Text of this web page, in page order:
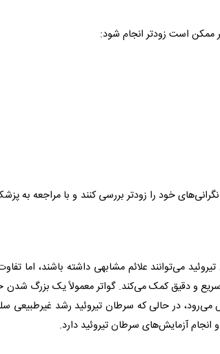
ممکن است زودتر انجام شود:
خود را زودتر بررسی کنند و با مراجعه به
می‌توانند علائم مشابهی داشته باشند، اما
و دقیق کمک می‌کند. گواتر معمولاً یک بزرگ شدن
در حالی که سرطان تیروئید رشد غیرطبیعی
آزمایش‌های سرطان تیروئید دارد.